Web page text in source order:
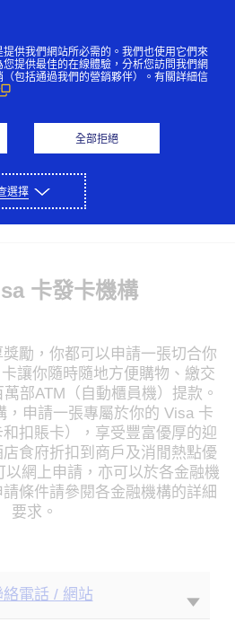
金卡 申請 Visa 卡
Visa 卡
卡
卡發卡機構
勵，你都可以申請一張切合你
讓你隨時隨地方便購物、繳交
部ATM（自動櫃員機）提款。
，申請一張專屬於你的 Visa 卡
和扣賬卡），享受豐富優厚的迎
食府折扣到商戶及消閒熱點優
網上申請，亦可以於各金融機
條件請參閱各金融機構的詳細
要求。
絡電話 / 網站
供我們網站所必需的。我們也使用它們來
提供最佳的在線體驗，分析您訪問我們網
包括通過我們的營銷夥伴）。有關詳細信
全部拒絕
選擇